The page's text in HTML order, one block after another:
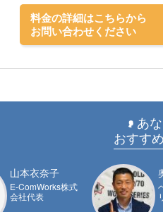
料金の詳細はこちらから
お問い合わせください
あ
おすす
山本衣奈子
E-ComWorks株式
会社代表